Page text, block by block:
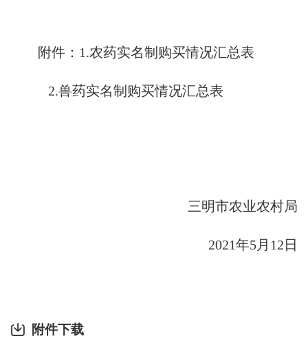
附件： 1.农药实名制购买情况汇总表
2.兽药实名制购买情况汇总表
三明市农业农村局
2021年5月 12 日
附件下载